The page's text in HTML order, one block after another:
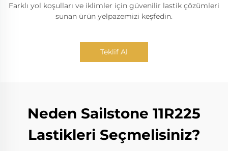
Farklı yol koşulları ve iklimler için güvenilir lastik çözümleri
sunan ürün yelpazemizi keşfedin.
Teklif Al
Neden Sailstone 11R225
Lastikleri Seçmelisiniz?